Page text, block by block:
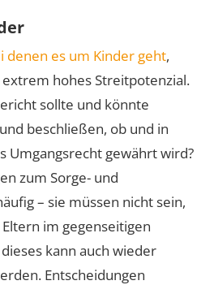
denen es um Kinder geht,
hohes Streitpotenzial.
sollte und könnte
beschließen, ob und in
Umgangsrecht gewährt wird?
zum Sorge- und
– sie müssen nicht sein,
im gegenseitigen
kann auch wieder
Entscheidungen